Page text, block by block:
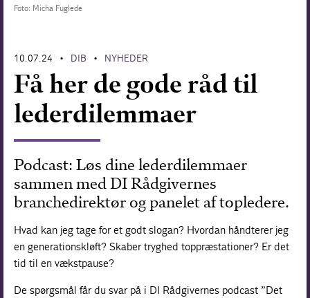
Foto: Micha Fuglede
10.07.24 • DIB • NYHEDER
Få her de gode råd til
lederdilemmaer
Podcast: Løs dine lederdilemmaer
sammen med DI Rådgivernes
branchedirektør og panelet af topledere.
Hvad kan jeg tage for et godt slogan? Hvordan håndterer jeg
en generationskløft? Skaber tryghed toppræstationer? Er det
tid til en vækstpause?
De spørgsmål får du svar på i DI Rådgivernes podcast ”Det